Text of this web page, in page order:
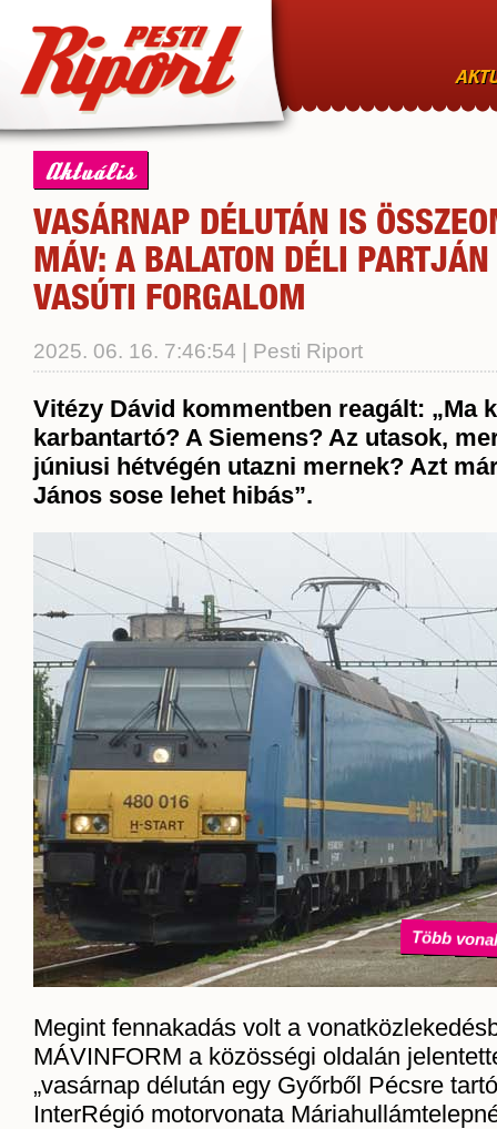
Aktuális
VASÁRNAP DÉLUTÁN IS
MÁV: A BALATON DÉLI
VASÚTI FORGALOM
2025. 06. 16. 7:46:54 | Pesti Riport
Vitézy Dávid kommentben reagált: „Ma
karbantartó? A Siemens? Az utasok,
júniusi hétvégén utazni mernek? Azt
János sose lehet hibás”.
Több
Megint fennakadás volt a
MÁVINFORM a közösségi oldalán
„vasárnap délután egy Győrből Pécsre
InterRégió motorvonata